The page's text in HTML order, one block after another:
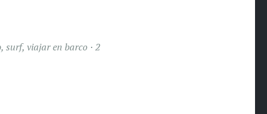
, surf, viajar en barco
2